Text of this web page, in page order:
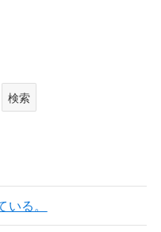
検索
る。